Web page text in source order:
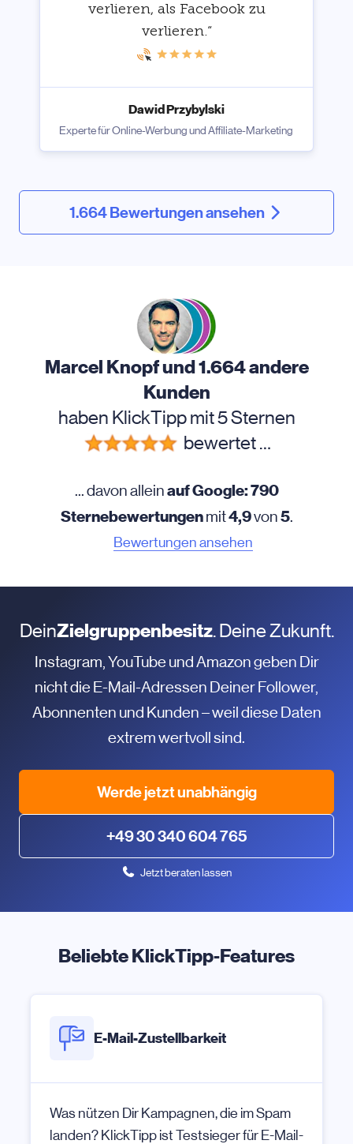
verlieren, als Facebook zu
verlieren.“
Dawid Przybylski
Experte für Online-Werbung und Affiliate-Marketing
1.664 Bewertungen ansehen
Marcel Knopf und 1.664 andere
Kunden
haben KlickTipp mit 5 Sternen
bewertet …
... davon alleinauf Google: 790
Sternebewertungenmit4,9von5.
Bewertungen ansehen
DeinZielgruppenbesitz. Deine Zukunft.
Instagram, YouTube und Amazon geben Dir
nicht die E-Mail-Adressen Deiner Follower,
Abonnenten und Kunden – weil diese Daten
extrem wertvoll sind.
Werde jetzt unabhängig
+49 30 340 604 765
Jetzt beraten lassen
Beliebte KlickTipp-Features
E-Mail-Zustellbarkeit
Was nützen Dir Kampagnen, die im Spam
landen? KlickTipp ist Testsieger für E-Mail-